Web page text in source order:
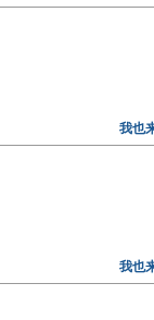
我也
我也